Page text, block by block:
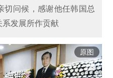
切问候，感谢他任韩国总
发展所作贡献
原图